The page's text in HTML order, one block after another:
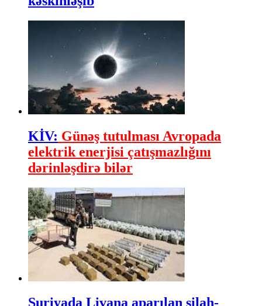
KİV: Günəş tutulması Avropada
elektrik enerjisi çatışmazlığını
dərinləşdirə bilər
Suriyada Livana aparılan silah-